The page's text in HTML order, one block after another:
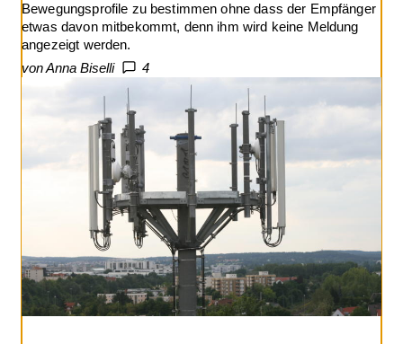
Bewegungsprofile zu bestimmen ohne dass der Empfänger
etwas davon mitbekommt, denn ihm wird keine Meldung
angezeigt werden.
von Anna Biselli
4